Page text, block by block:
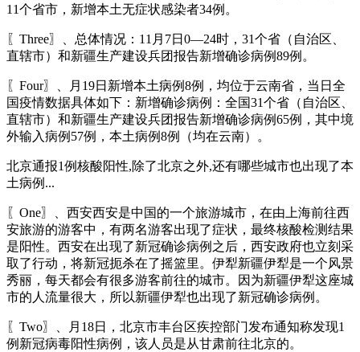
11个省市，新增本土无症状感染者34例。
〖Three〗、总体情况：11月7日0—24时，31个省（自治区、
直辖市）和新疆生产建设兵团报告新增确诊病例89例。
〖Four〗、月19日新增本土病例8例，均位于云南省，当日全
国疫情数据具体如下：新增确诊病例：全国31个省（自治区、
直辖市）和新疆生产建设兵团报告新增确诊病例65例，其中境
外输入病例57例，本土病例8例（均在云南）。
北京通报1例核酸阳性,除了北京之外,还有哪些城市也出现了本
土病例...
〖One〗、西安西安是中国的一个旅游城市，在由上海前往西
安旅游的游客中，有两名游客出现了症状，最终核酸检测结果
是阳性。西安在出现了新冠确诊病例之后，西安政府也立刻采
取了行动，将新冠扼杀在了摇篮里。伊犁新疆伊犁是一个风景
秀丽，每天都会有很多游客前往的城市。因为新疆伊犁这座城
市的人流量很大，所以新疆伊犁也出现了新冠确诊病例。
〖Two〗、月18日，北京市丰台区疾控部门发布通知称发现1
例新冠病毒阳性病例，该人员是从甘肃前往北京的。